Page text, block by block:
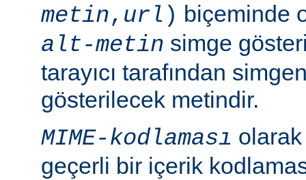
metin, url ) biçeminde
alt-metin simge
tarayıcı tarafından
gösterilecek metindir.
MIME-kodlaması
geçerli bir içerik